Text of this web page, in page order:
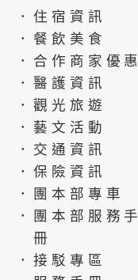
．住宿資訊
．餐飲美食
．合作商家優惠
．醫護資訊
．觀光旅遊
．藝文活動
．交通資訊
．保險資訊
．團本部專車
．團本部服務手
冊
．接駁專區